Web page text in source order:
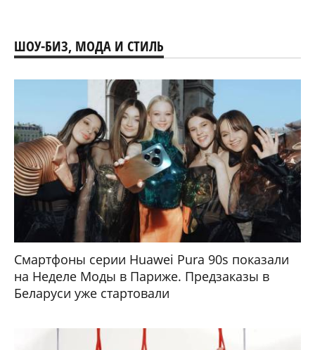
ШОУ-БИЗ, МОДА И СТИЛЬ
Смартфоны серии Huawei Pura 90s показали
на Неделе Моды в Париже. Предзаказы в
Беларуси уже стартовали